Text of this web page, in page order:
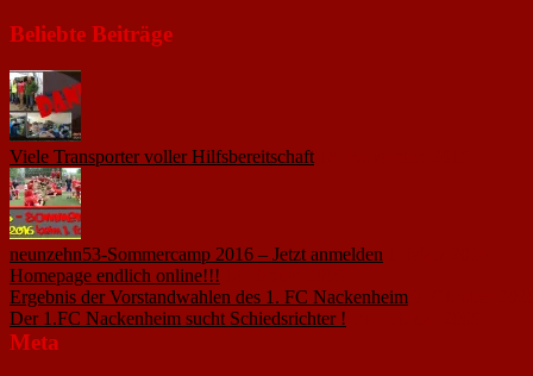
Beliebte Beiträge
Viele Transporter voller Hilfsbereitschaft
neunzehn53-Sommercamp 2016 – Jetzt anmelden
Homepage endlich online!!!
Ergebnis der Vorstandwahlen des 1. FC Nackenheim
Der 1.FC Nackenheim sucht Schiedsrichter !
Meta